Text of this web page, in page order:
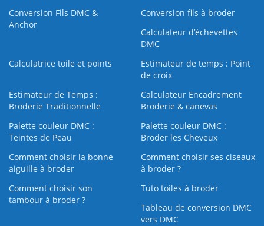
Conversion Fils DMC &
Anchor
Conversion fils à broder
Calculateur d’échevettes
DMC
Calculatrice toile et points
Estimateur de temps : Point
de croix
Estimateur de Temps :
Broderie Traditionnelle
Calculateur Encadrement
Broderie & canevas
Palette couleur DMC :
Teintes de Peau
Palette couleur DMC :
Broder les Cheveux
Comment choisir la bonne
aiguille à broder
Comment choisir ses ciseaux
à broder ?
Comment choisir son
tambour à broder ?
Tuto toiles à broder
Tableau de conversion DMC
vers DMC